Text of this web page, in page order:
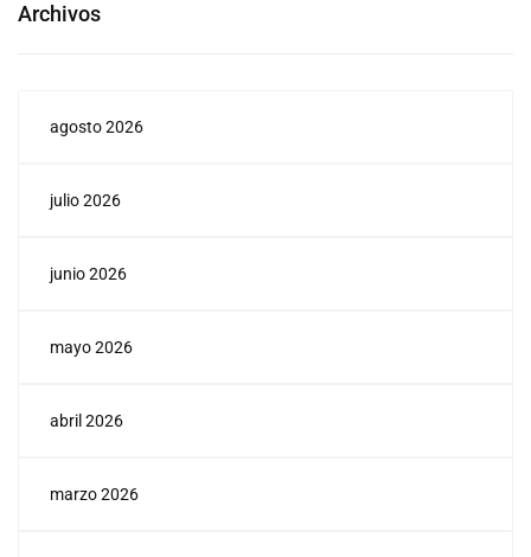
Archivos
agosto 2026
julio 2026
junio 2026
mayo 2026
abril 2026
marzo 2026